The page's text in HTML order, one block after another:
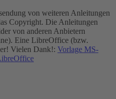
von weiteren Anleitungen
Copyright. Die Anleitungen
von anderen Anbietern
Eine LibreOffice (bzw.
Vielen Dank!: Vorlage MS-